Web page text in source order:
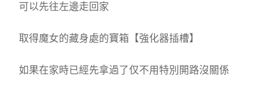
可以先往左邊走回家
取得魔女的藏身處的寶箱【強化器插槽】
如果在家時已經先拿過了仅不用特別開路沒關係